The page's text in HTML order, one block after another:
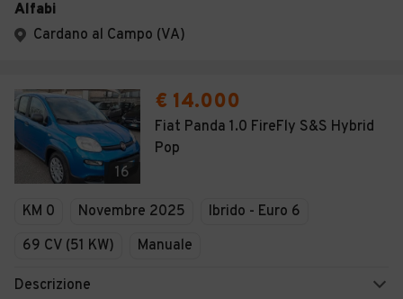
Alfabi
Cardano al Campo (VA)
16
€ 14.000
Fiat Panda 1.0 FireFly S&S Hybrid
Pop
KM 0 Novembre 2025
Ibrido - Euro 6
69 CV (51 KW)
Manuale
Descrizione